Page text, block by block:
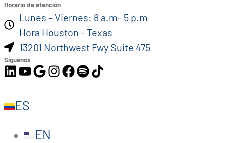
Horario de atención
Lunes – Viernes: 8 a.m- 5 p.m
Hora Houston - Texas
13201 Northwest Fwy Suite 475
Síguenos
ES
EN